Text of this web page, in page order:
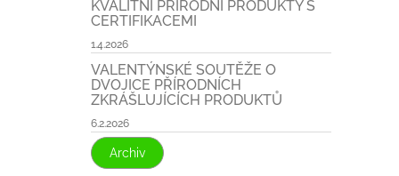
KVALITNÍ PŘÍRODNÍ PRODUKTY S
CERTIFIKACEMI
1.4.2026
VALENTÝNSKÉ SOUTĚŽE O
DVOJICE PŘÍRODNÍCH
ZKRÁŠLUJÍCÍCH PRODUKTŮ
6.2.2026
Archiv